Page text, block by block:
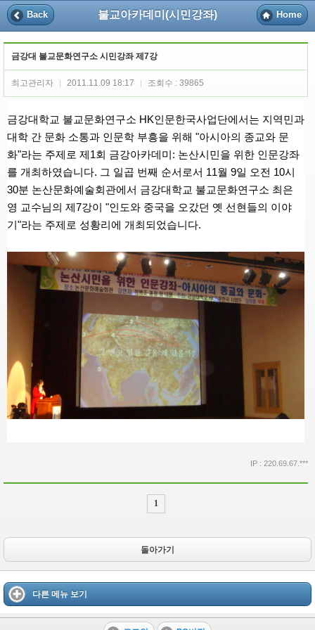
Back 불교아카데미(시민강좌) Home
금강대 불교문화연구소 시민강좌 제7강
최고관리자 2011.11.09 18:17 조회수 : 39865
금강대학교 불교문화연구소 HK인문한국사업단에서는 지역민과
대학 간 문화 소통과 인문학 부흥을 위해 "아시아의 종교와 문
화"라는 주제로 제1회 금강아카데미: 논산시민을 위한 인문강좌
를 개최하였습니다. 그 일곱 번째 순서로서 11월 9일 오전 10시
30분 논산문화예술회관에서 금강대학교 불교문화연구소 최은
영 교수님의 제7강이 "인도와 중국을 오갔던 옛 선현들의 이야
기 "라는 주제로 성황리에 개최되었습니다.
IP : 220.69.67.***
1
돌아가기
다른 메뉴 보기